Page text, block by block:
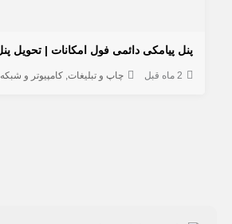
2 ماه قبل چاپ و تبلیغات کامپیوتر و شبکه